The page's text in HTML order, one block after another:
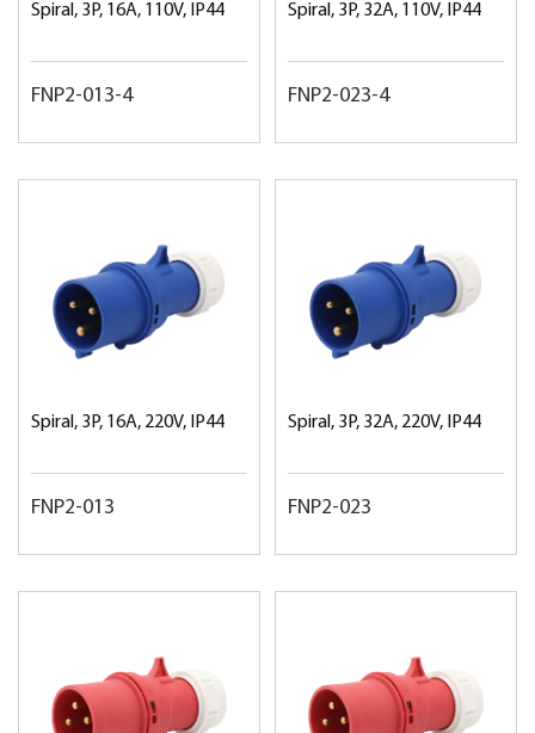
Spiral, 3P, 16A, 110V, IP44
FNP2-013-4
Spiral, 3P, 32A, 110V, IP44
FNP2-023-4
Spiral, 3P, 16A, 220V, IP44
FNP2-013
Spiral, 3P, 32A, 220V, IP44
FNP2-023